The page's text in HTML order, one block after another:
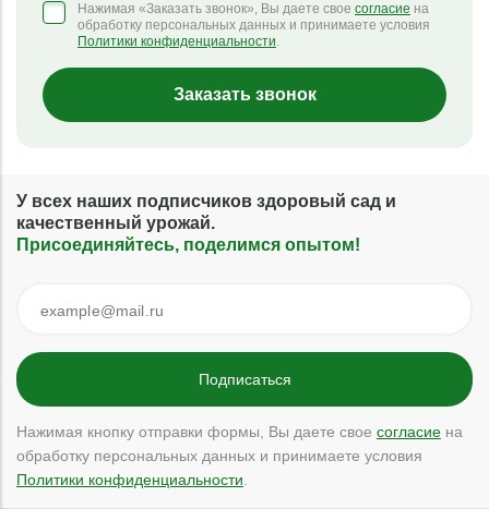
Нажимая «Заказать звонок», Вы даете свое согласие на
обработку персональных данных и принимаете условия
Политики конфиденциальности.
Заказать звонок
У всех наших подписчиков здоровый сад и
качественный урожай.
Присоединяйтесь, поделимся опытом!
Нажимая кнопку отправки формы, Вы даете свое согласие на
обработку персональных данных и принимаете условия
Политики конфиденциальности